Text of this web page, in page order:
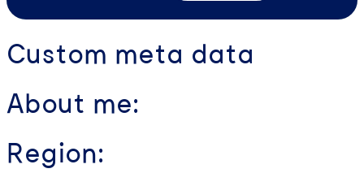
Custom meta data
About me:
Region: